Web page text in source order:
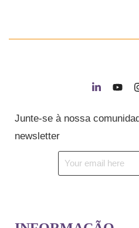
Junte-se à nossa
newsletter